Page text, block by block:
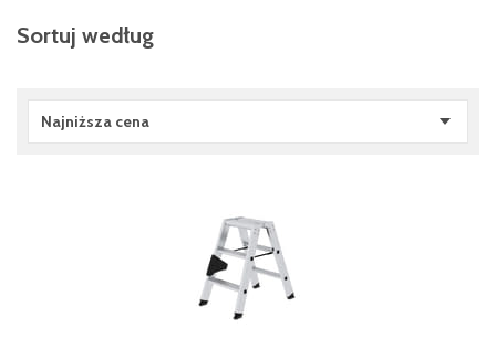
Sortuj według
Najniższa cena